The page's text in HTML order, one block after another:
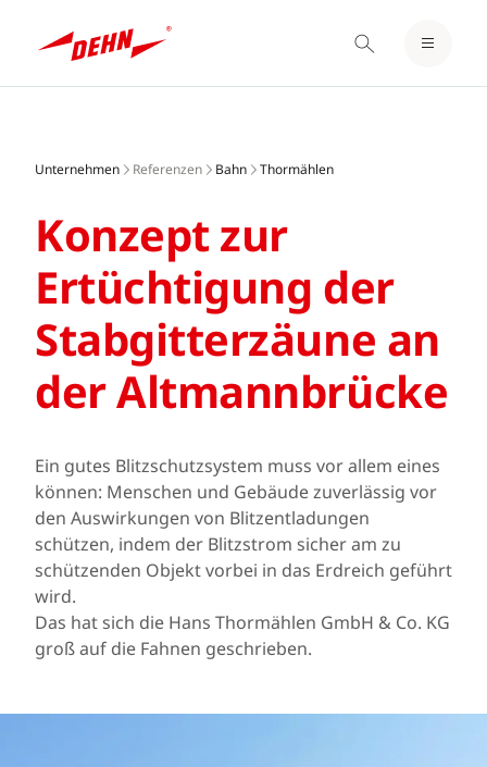
content
EINLOGGEN / REGISTRIEREN
Unternehmen Referenzen Bahn Thormählen
Konzept zur
Ertüchtigung der
Stabgitter­zäune an
der Altmann­brücke
Ein gutes Blitzschutzsystem muss vor allem eines
können: Menschen und Gebäude zuverlässig vor
den Auswirkungen von Blitzentladungen
schützen, indem der Blitzstrom sicher am zu
schützenden Objekt vorbei in das Erdreich geführt
wird.
Das hat sich die Hans Thormählen GmbH & Co. KG
groß auf die Fahnen geschrieben.